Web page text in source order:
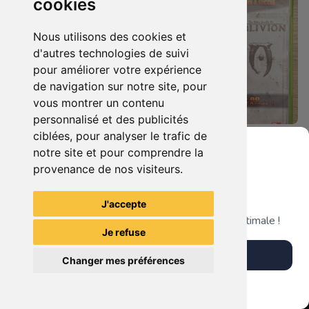
cookies
Nous utilisons des cookies et
d'autres technologies de suivi
pour améliorer votre expérience
de navigation sur notre site, pour
vous montrer un contenu
personnalisé et des publicités
ciblées, pour analyser le trafic de
notre site et pour comprendre la
provenance de nos visiteurs.
J'accepte
Je refuse
Changer mes préférences
5.90 € 0
Bioshock - Infinite Xbox 360
7.90 €
TheGamingR83
Grenier du Geek
Télécharge notre app pour une expérience optimale !
Télécharger l'app